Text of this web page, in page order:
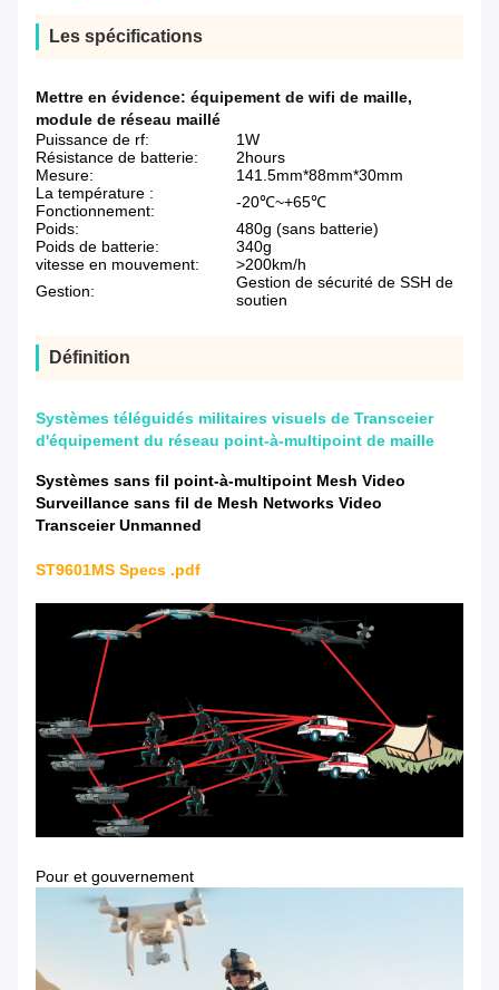
Les spécifications
Mettre en évidence: équipement de wifi de maille,
module de réseau maillé
Puissance de rf:
1W
Résistance de batterie:
2hours
Mesure:
141.5mm*88mm*30mm
La température :
Fonctionnement:
-20℃~+65℃
Poids:
480g (sans batterie)
Poids de batterie:
340g
vitesse en mouvement:
>200km/h
Gestion:
Gestion de sécurité de SSH de
soutien
Définition
Systèmes téléguidés militaires visuels de Transceier
d'équipement du réseau point-à-multipoint de maille
Systèmes sans fil point-à-multipoint Mesh Video
Surveillance sans fil de Mesh Networks Video
Transceier Unmanned
ST9601MS Specs .pdf
Pour et gouvernement